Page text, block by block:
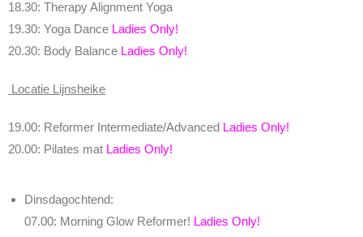
18.30: Therapy Alignment Yoga
19.30: Yoga Dance Ladies Only!
20.30: Body Balance Ladies Only!
Locatie Lijnsheike
19.00: Reformer Intermediate/Advanced Ladies Only!
20.00: Pilates mat Ladies Only!
Dinsdagochtend:
07.00: Morning Glow Reformer! Ladies Only!